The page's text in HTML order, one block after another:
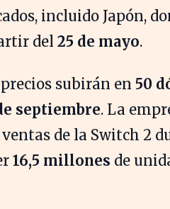
incluido Japón,
del 25 de mayo.
subirán en 50
septiembre. La
ventas de la Switch 2
16,5 millones de